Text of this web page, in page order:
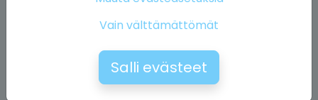
Vain välttämättömät
Salli evästeet